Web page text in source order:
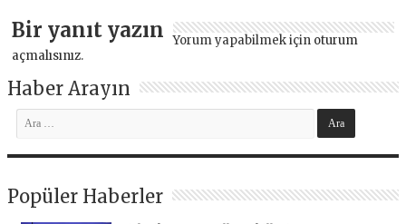
Bir yanıt yazın Yorum yapabilmek için oturum
açmalısınız.
Haber Arayın
Popüler Haberler